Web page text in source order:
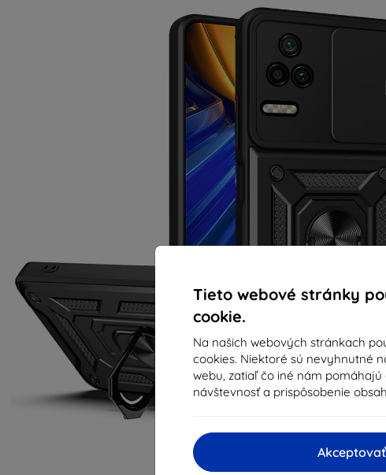
Tieto webové stránky
cookie.
Na našich webových stránkach
cookies. Niektoré sú nevyhnutné
webu, zatiaľ čo iné nám
návštevnosť a prispôsobenie
Akceptovať